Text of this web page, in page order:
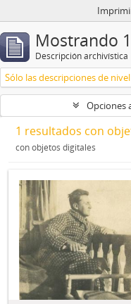
Mostrando
Descripción archivística
Sólo las descripciones de
Opciones
1 resultados con
con objetos digitales